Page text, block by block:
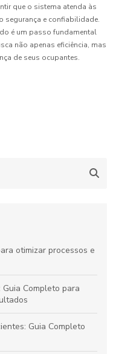
que o sistema atenda às
segurança e confiabilidade.
é um passo fundamental
não apenas eficiência, mas
de seus ocupantes.
otimizar processos e
Completo para
Guia Completo